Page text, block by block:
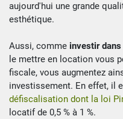
aujourd'hui une grande
esthétique.
Aussi, comme investir
le mettre en location vous
fiscale, vous augmentez
investissement. En effet, il
défiscalisation dont la loi
locatif de 0,5 % à 1 %.